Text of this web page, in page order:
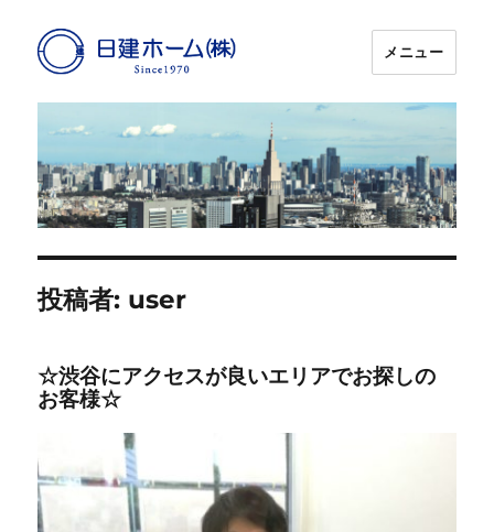
日建ホーム
メニュー
投稿者: user
☆渋谷にアクセスが良いエリアでお探しの
お客様☆